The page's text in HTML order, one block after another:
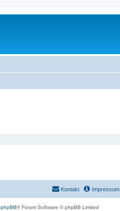
Impressum
Kontakt
phpBB® Forum Software © phpBB Limited